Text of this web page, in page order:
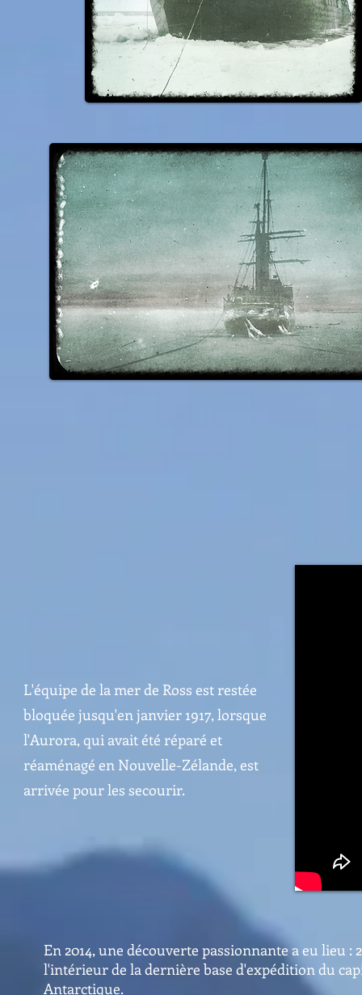
L'équipe de la mer de Ross est restée
bloquée jusqu'en janvier 1917, lorsque
l'Aurora, qui avait été réparé et
réaménagé en Nouvelle-Zélande, est
arrivée pour les secourir.
En 2014, une découverte passionnante a eu lieu
l'intérieur de la dernière base d'expédition du
Antarctique.